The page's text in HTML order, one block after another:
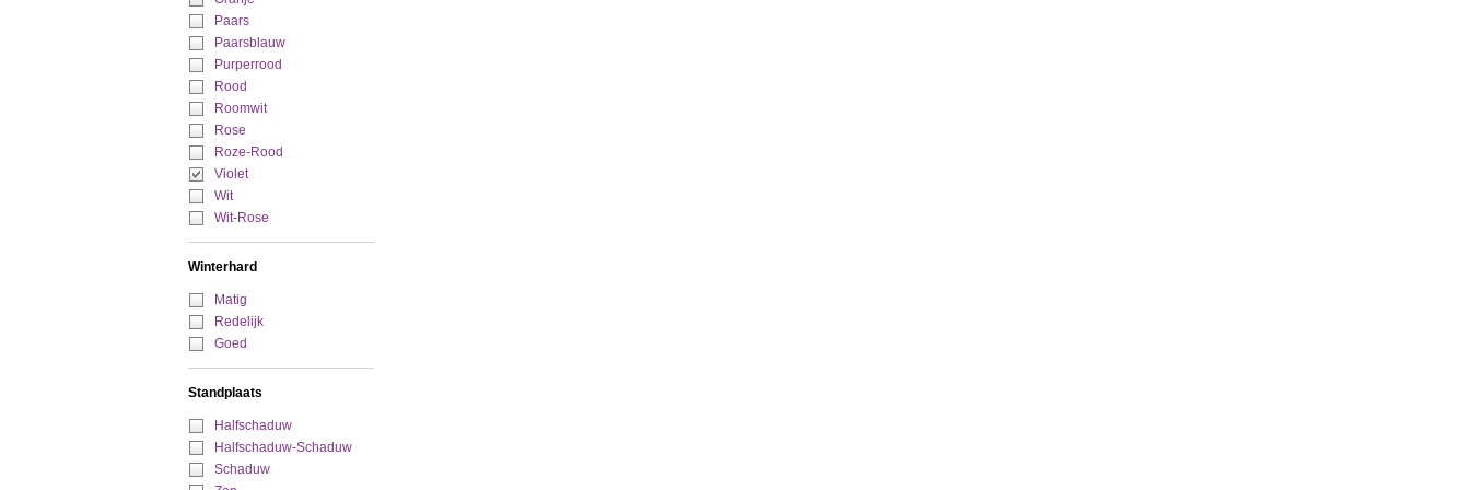
Paars
Paarsblauw
Purperrood
Rood
Roomwit
Rose
Roze-Rood
Violet
Wit
Wit-Rose
Winterhard
Matig
Redelijk
Goed
Standplaats
Halfschaduw
Halfschaduw-Schaduw
Schaduw